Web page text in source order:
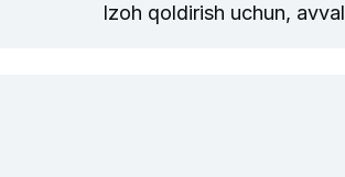
Izoh qoldirish uchun, avval